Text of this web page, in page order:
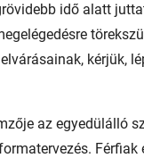
idő alatt
kérjük,
az egyedülálló
Férfiak